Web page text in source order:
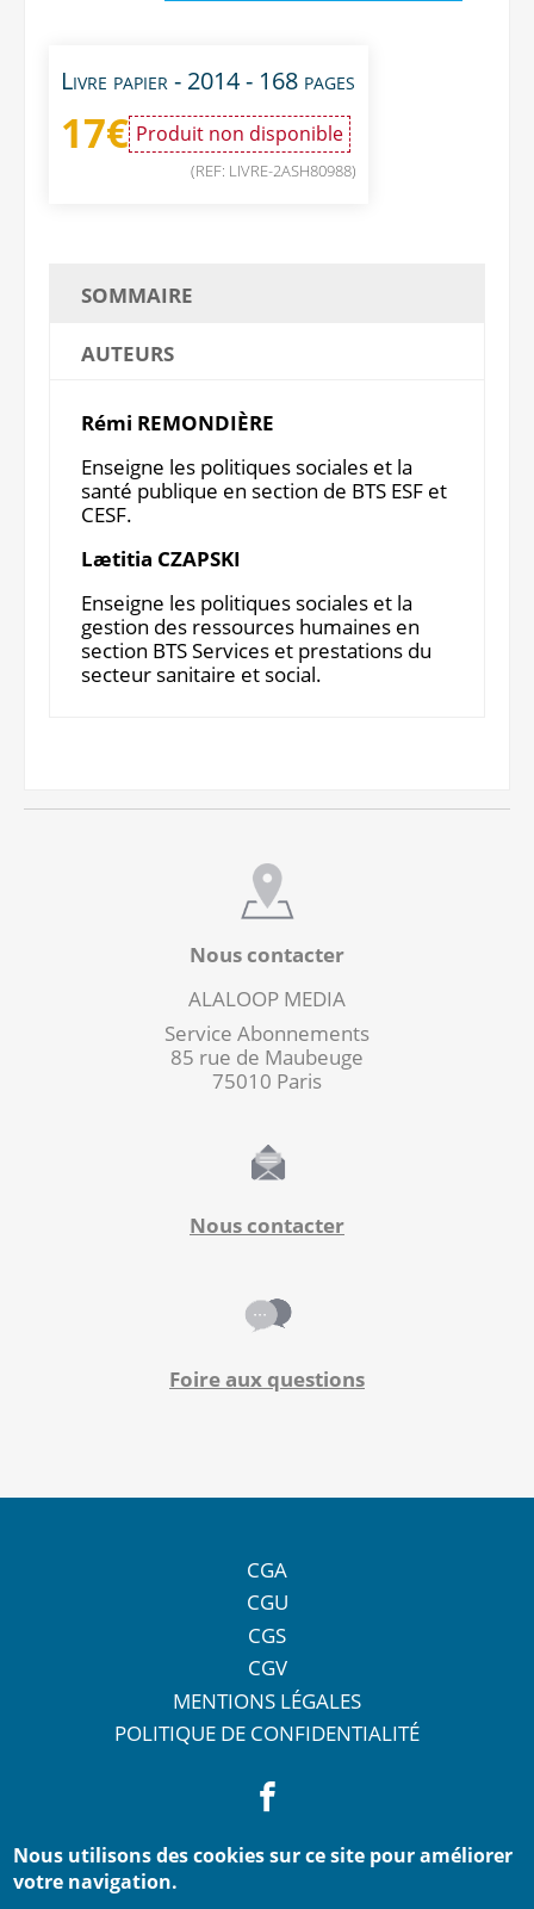
Livre papier - 2014 - 168 pages
17€ Produit non disponible
(REF: LIVRE-2ASH80988)
SOMMAIRE
AUTEURS
Rémi REMONDIÈRE
Enseigne les politiques sociales et la
santé publique en section de BTS ESF et
CESF.
Lætitia CZAPSKI
Enseigne les politiques sociales et la
gestion des ressources humaines en
section BTS Services et prestations du
secteur sanitaire et social.
Nous contacter
ALALOOP MEDIA
Service Abonnements
85 rue de Maubeuge
75010 Paris
Nous contacter
Foire aux questions
CGA
CGU
CGS
CGV
MENTIONS LÉGALES
POLITIQUE DE CONFIDENTIALITÉ
Nous utilisons des cookies sur ce site pour améliorer
votre navigation.